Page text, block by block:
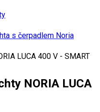
s čerpadlem Noria
LUCA 400 V - SMART
NORIA LUCA